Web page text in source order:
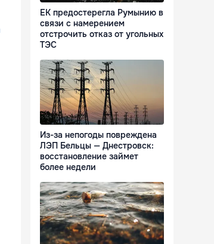
ЕК предостерегла Румынию в
связи с намерением
отстрочить отказ от угольных
ТЭС
Из-за непогоды повреждена
ЛЭП Бельцы — Днестровск:
восстановление займет
более недели